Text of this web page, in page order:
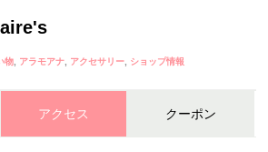
物 アラモアナ アクセサリー ショップ情報
アクセス クーポン